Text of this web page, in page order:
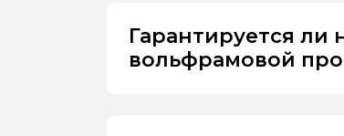
Гарантируется ли
вольфрамовой